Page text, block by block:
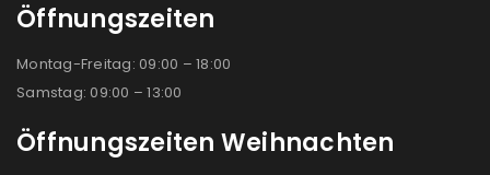
Öffnungszeiten
Montag-Freitag: 09:00 – 18:00
Samstag: 09:00 – 13:00
Öffnungszeiten Weihnachten